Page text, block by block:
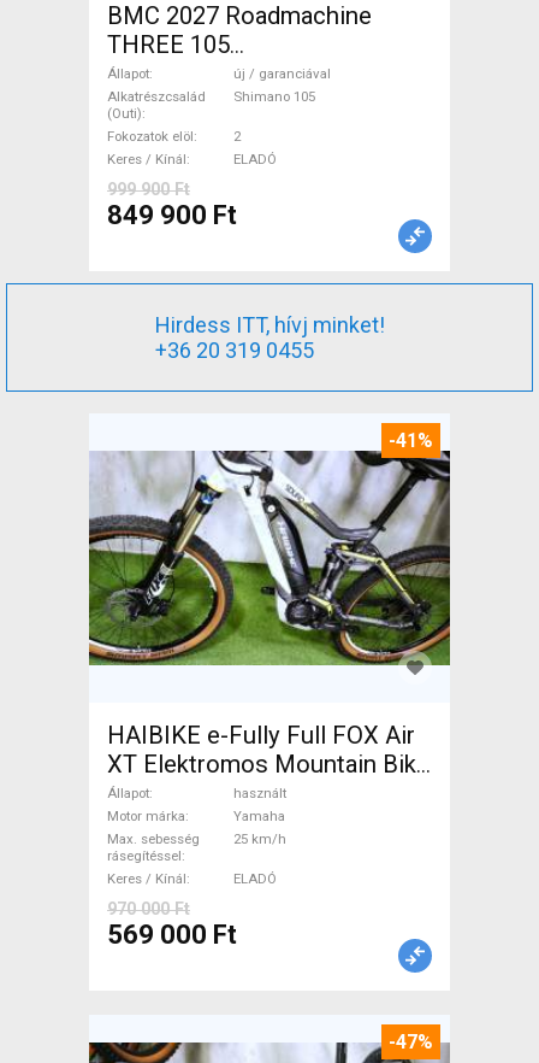
BMC 2027 Roadmachine
THREE 105
(47,51,54,56,58,61) Országúti
Shimano 105 tárcsafék új /
garanciával ELADÓ
Állapot
új / garanciával
Alkatrészcsalád
(Outi)
Shimano 105
Fokozatok elöl
2
Keres / Kínál
ELADÓ
999 900 Ft
849 900 Ft
Hirdess ITT, hívj minket!
+36 20 319 0455
-41%
HAIBIKE e-Fully Full FOX Air
XT Elektromos Mountain Bike
össztelós / fully Yamaha
használt ELADÓ
Állapot
használt
Motor márka
Yamaha
Max. sebesség
rásegítéssel
25 km/h
Keres / Kínál ELADÓ
970 000 Ft
569 000 Ft
-47%